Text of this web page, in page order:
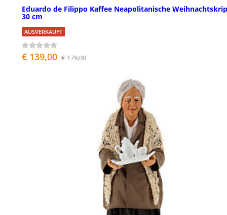
Eduardo de Filippo Kaffee Neapolitanische
30 cm
AUSVERKAUFT
€ 139,00 € 179,00